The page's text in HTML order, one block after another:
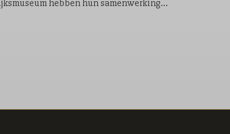
hebben hun samenwerking